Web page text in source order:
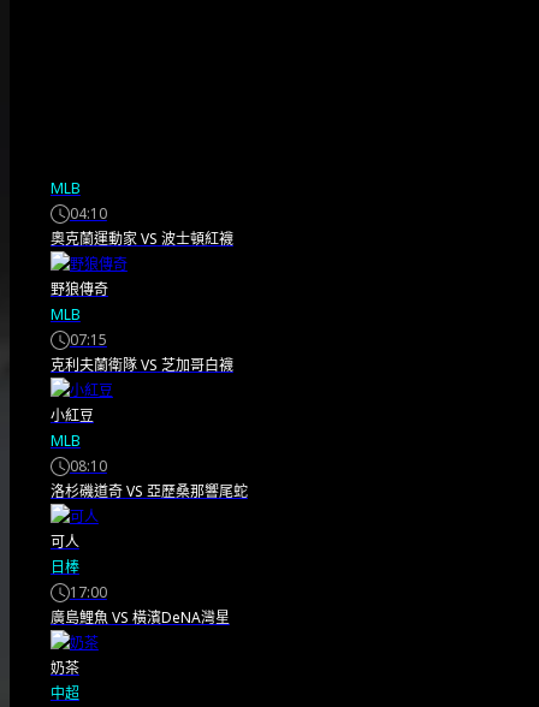
2022卡達世界盃後足
壇大變！2026美加墨
世盃前你該知道的事
足壇四年巨變 台灣球迷必看重
點 如果你打算收看2026 FIFA
MLB
04:10
奧克蘭運動家VS 波士頓紅襪
野狼傳奇
MLB
07:15
克利夫蘭衛隊VS 芝加哥白襪
小紅豆
MLB
08:10
洛杉磯道奇VS 亞歷桑那響尾蛇
可人
日棒
17:00
廣島鯉魚 VS 橫濱DeNA灣星
奶茶
中超